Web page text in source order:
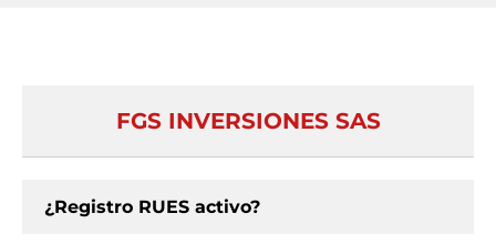
FGS INVERSIONES SAS
¿Registro RUES activo?